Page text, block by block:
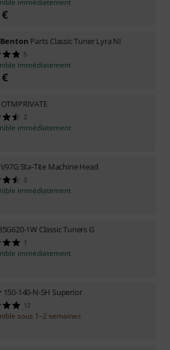
immédiatement
€
Parts Classic Tuner Lyra NI
5
immédiatement
€
OTMPRIVATE
2
immédiatement
V97G Sta-Tite Machine Head
2
immédiatement
1W Classic Tuners G
1
immédiatement
150-140-N-SH Superior
12
sous 1–2 semaines